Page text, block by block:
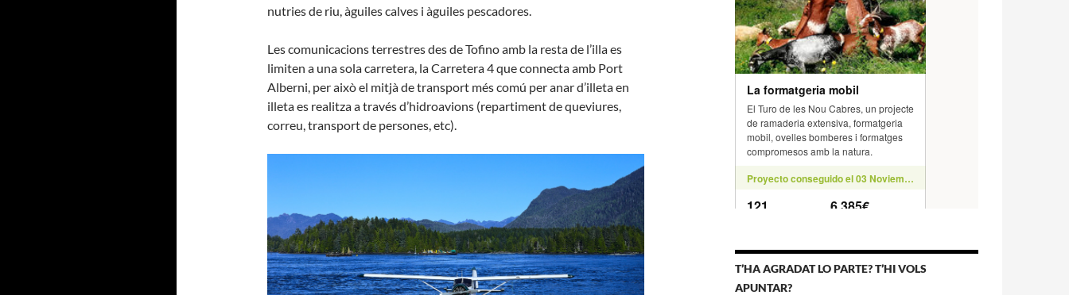
nutries de riu, àguiles calves i àguiles pescadores.
Les comunicacions terrestres des de Tofino amb la resta de l’illa es
limiten a una sola carretera, la Carretera 4 que connecta amb Port
Alberni, per això el mitjà de transport més comú per anar d’illeta en
illeta es realitza a través d’hidroavions (repartiment de queviures,
correu, transport de persones, etc).
T’HA AGRADAT LO PARTE? T’HI VOLS
APUNTAR?